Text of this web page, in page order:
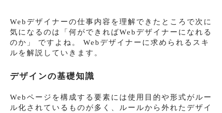
Webデザイナーの仕事内容を理解できたところで次に
気になるのは「何ができればWebデザイナーになれる
のか」 ですよね。 Webデザイナーに求められるスキ
ルを解説していきます。
デザインの基礎知識
Webページを構成する要素には使用目的や形式がルー
ル化されているものが多く、ルールから外れたデザイ